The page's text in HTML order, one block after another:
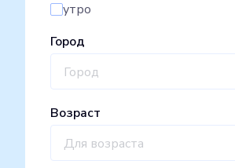
утро
Город
Город
Возраст
Для возраста